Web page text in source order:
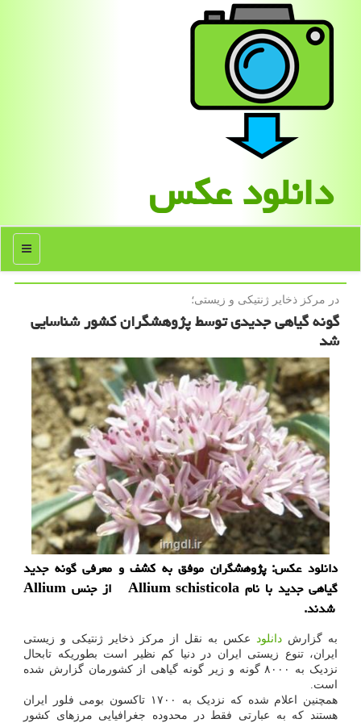
دانلود عكس
منو
در مركز ذخایر ژنتیكی و زیستی؛
گونه گیاهی جدیدی توسط پژوهشگران كشور شناسایی
شد
دانلود عكس: پژوهشگران موفق به كشف و معرفی گونه جدید
گیاهی جدید با نام Allium schisticola از جنس Allium
شدند.
به گزارش دانلود عکس به نقل از مرکز ذخایر ژنتیکی و زیستی
ایران، تنوع زیستی ایران در دنیا کم نظیر است بطوریکه تابحال
نزدیک به ۸۰۰۰ گونه و زیر گونه گیاهی از کشورمان گزارش شده
است.
همچنین اعلام شده که نزدیک به ۱۷۰۰ تاکسون بومی فلور ایران
هستند که به عبارتی فقط در محدوده جغرافیایی مرزهای کشور